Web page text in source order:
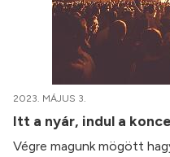
2023. MÁJUS 3.
Itt a nyár, indul a
Végre magunk mögött